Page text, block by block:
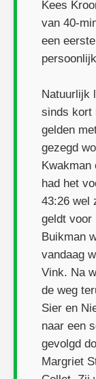
Kees
van 40-
een
Natuurlijk
sinds kort
gelden
gezegd
Kwakman
had het
43:26 wel
geldt voor
Buikman
vandaag
Vink. Na
de weg
Sier en
naar een
gevolgd
Margriet